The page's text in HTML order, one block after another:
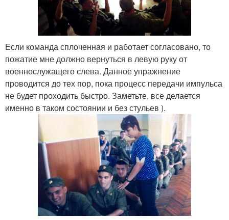
Если команда сплоченная и работает согласовано, то
пожатие мне должно вернуться в левую руку от
военнослужащего слева. Данное упражнение
проводится до тех пор, пока процесс передачи импульса
не будет проходить быстро. Заметьте, все делается
именно в таком состоянии и без стульев ).